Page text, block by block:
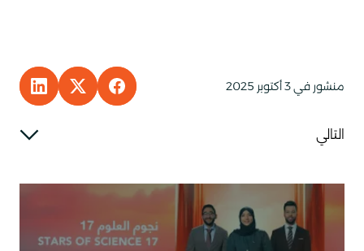
منشور في 3 أكتوبر 2025 TO FACEBOOK
TO X
التالي